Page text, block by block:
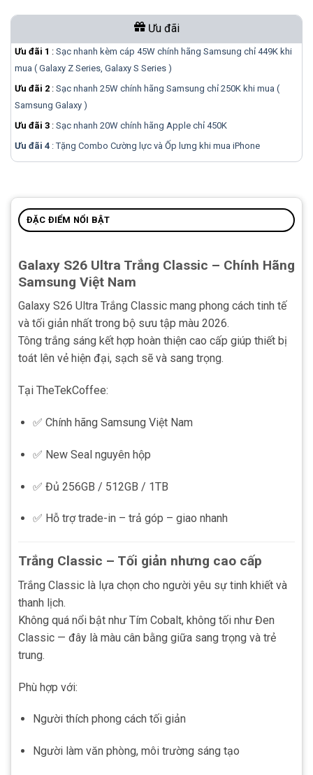
Ưu đãi
Ưu đãi 1 : Sạc nhanh kèm cáp 45W chính hãng Samsung chỉ 449K khi
mua ( Galaxy Z Series, Galaxy S Series )
Ưu đãi 2 : Sạc nhanh 25W chính hãng Samsung chỉ 250K khi mua (
Samsung Galaxy )
Ưu đãi 3 : Sạc nhanh 20W chính hãng Apple chỉ 450K
Ưu đãi 4 : Tặng Combo Cường lực và Ốp lưng khi mua iPhone
ĐẶC ĐIỂM NỔI BẬT
Galaxy S26 Ultra Trắng Classic – Chính Hãng
Samsung Việt Nam
Galaxy S26 Ultra Trắng Classic mang phong cách tinh tế
và tối giản nhất trong bộ sưu tập màu 2026.
Tông trắng sáng kết hợp hoàn thiện cao cấp giúp thiết bị
toát lên vẻ hiện đại, sạch sẽ và sang trọng.
Tại TheTekCoffee:
✅ Chính hãng Samsung Việt Nam
✅ New Seal nguyên hộp
✅ Đủ 256GB / 512GB / 1TB
✅ Hỗ trợ trade-in – trả góp – giao nhanh
Trắng Classic – Tối giản nhưng cao cấp
Trắng Classic là lựa chọn cho người yêu sự tinh khiết và
thanh lịch.
Không quá nổi bật như Tím Cobalt, không tối như Đen
Classic — đây là màu cân bằng giữa sang trọng và trẻ
trung.
Phù hợp với:
Người thích phong cách tối giản
Người làm văn phòng, môi trường sáng tạo